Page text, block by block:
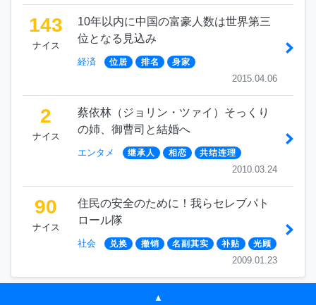
143
ナイス
10年以内に中国の富豪人数は世界第三
位となる見込み
経済 位居 排名 身家
2015.04.06
2
ナイス
蔡依林（ジョリン・ツァイ）そっくり
の姉、御曹司と結婚へ
エンタメ 继承人 相恋 共结连理
2010.03.24
90
ナイス
住民の安全のために！我らセレブパト
ロール隊
社会 兑换 撤销 名副其实 补贴 光顾
2009.01.23
▲